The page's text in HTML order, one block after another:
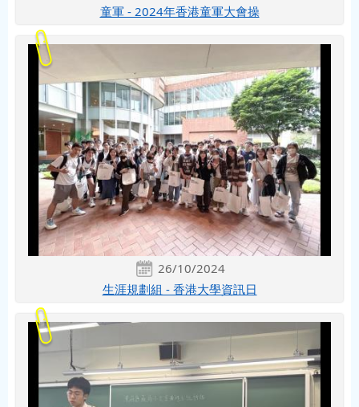
童軍 - 2024年香港童軍大會操
26/10/2024
生涯規劃組 - 香港大學資訊日